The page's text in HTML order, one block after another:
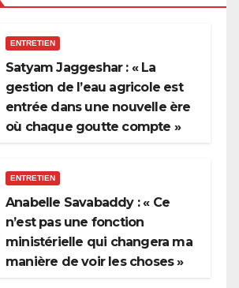
ENTRETIEN
Satyam Jaggeshar : « La
gestion de l’eau agricole est
entrée dans une nouvelle ère
où chaque goutte compte »
ENTRETIEN
Anabelle Savabaddy : « Ce
n’est pas une fonction
ministérielle qui changera ma
manière de voir les choses »